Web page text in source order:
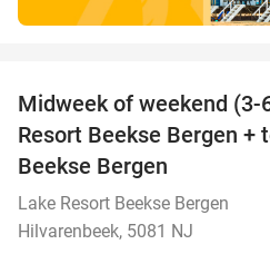
Midweek of weekend (3-
Resort Beekse Bergen +
Beekse Bergen
Lake Resort Beekse Bergen
Hilvarenbeek, 5081 NJ